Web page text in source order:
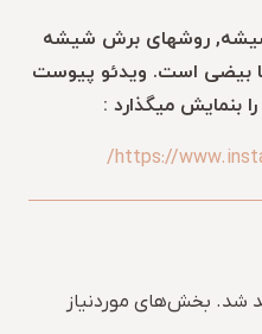
شیشه, روشهای برش شیشه
بیضی است. ویدئو پیوست
بنمایش میگذارد :
https://
شد. بخش‌های موردنیاز